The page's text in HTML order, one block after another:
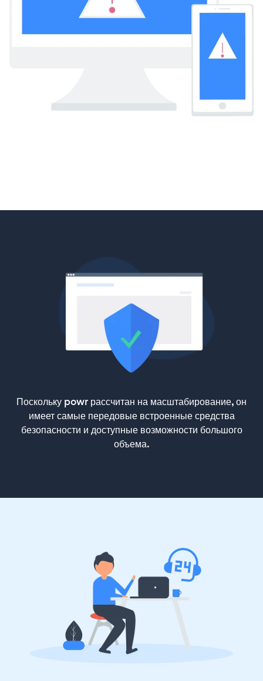
Поскольку powr рассчитан на масштабирование, он
имеет самые передовые встроенные средства
безопасности и доступные возможности большого
объема.